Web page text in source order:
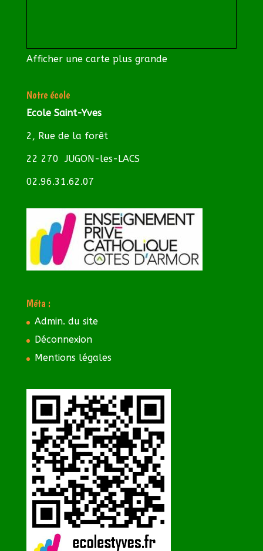
Afficher une carte plus grande
Notre école
Ecole Saint-Yves
2, Rue de la forêt
22 270 JUGON-les-LACS
02.96.31.62.07
Méta :
Admin. du site
Déconnexion
Mentions légales